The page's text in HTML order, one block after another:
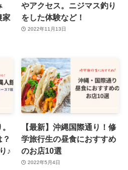
家
やアクセス。ニジマス釣り
をした体験など！
2022年11月13日
♪
【最新】沖縄国際通り！修
学旅行生の昼食におすすめ
のお店10選
2022年5月4日